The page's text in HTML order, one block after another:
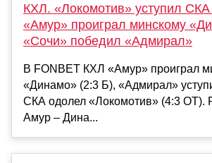
КХЛ. «Локомотив» уступил
«Амур» проиграл минскому
«Сочи» победил «Адмирал»
В FONBET КХЛ «Амур» проиграл
«Динамо» (2:3 Б), «Адмирал»
СКА одолел «Локомотив» (4:3 ОТ).
Амур – Дина...